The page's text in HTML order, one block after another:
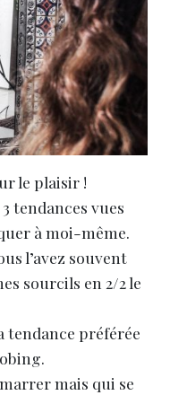
le plaisir !
tendances vues
à moi-même.
l’avez souvent
sourcils en 2/2 le
tendance préférée
mais qui se